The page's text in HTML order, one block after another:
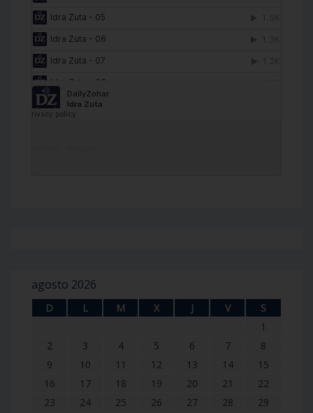
agosto 2026
D L M X J V
S
1
2
3 4 5 6 7
8
9
10 11 12 13 14
15
16
17 18 19 20 21
22
23
24 25 26 27 28
29